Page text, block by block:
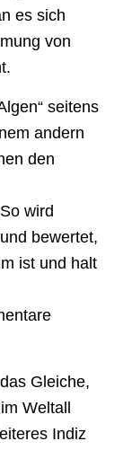
es sich
von
seitens
andern
den
wird
bewertet,
ist und halt
Gleiche,
Weltall
Indiz